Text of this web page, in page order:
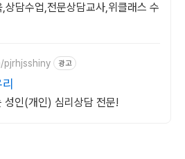
상담수업,전문상담교사,위클래스 수
pjrhjsshiny 광고
성인(개인) 심리상담 전문!